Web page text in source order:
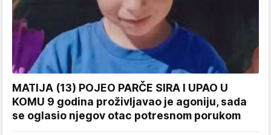
MATIJA (13) POJEO PARČE SIRA I UPAO U
KOMU 9 godina proživljavao je agoniju, sada
se oglasio njegov otac potresnom porukom